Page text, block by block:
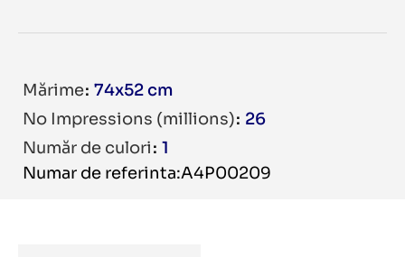
Mărime 74x52 cm
No Impressions (millions) 26
Număr de culori 1
Numar de referinta:A4P00209